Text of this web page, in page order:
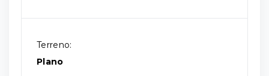
Terreno:
Plano